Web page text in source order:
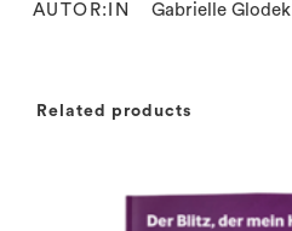
AUTOR:IN Gabrielle Glodek
Related products